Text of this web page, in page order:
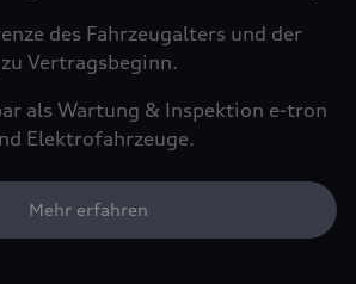
des Fahrzeugalters und der
Vertragsbeginn.
als Wartung & Inspektion e-tron
Elektrofahrzeuge.
Mehr erfahren